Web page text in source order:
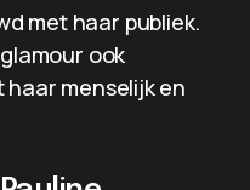
met haar publiek.
ook
menselijk en